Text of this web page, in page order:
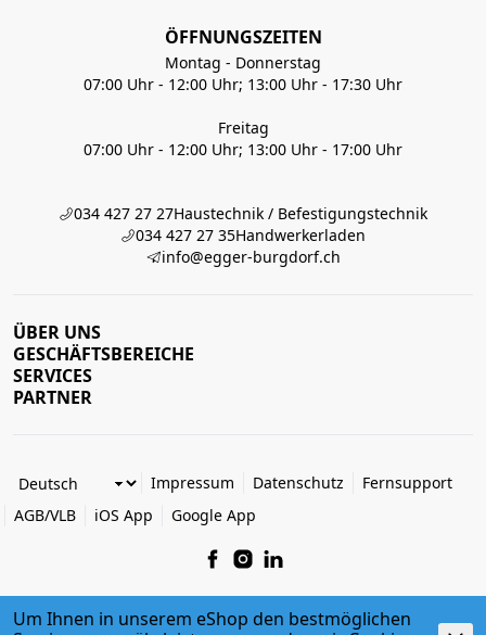
ÖFFNUNGSZEITEN
Montag - Donnerstag
07:00 Uhr - 12:00 Uhr; 13:00 Uhr - 17:30 Uhr
Freitag
07:00 Uhr - 12:00 Uhr; 13:00 Uhr - 17:00 Uhr
034 427 27 27Haustechnik / Befestigungstechnik
034 427 27 35Handwerkerladen
info@egger-burgdorf.ch
ÜBER UNS
GESCHÄFTSBEREICHE
SERVICES
PARTNER
Impressum Datenschutz
Fernsupport
AGB/VLB
iOS App Google App
Um Ihnen in unserem eShop den bestmöglichen